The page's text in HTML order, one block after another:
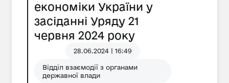
економіки України у
засіданні Уряду 21
червня 2024 року
28.06.2024 | 16:49
Відділ взаємодії з органами
державної влади